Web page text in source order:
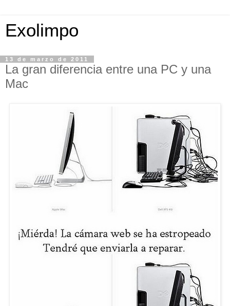
Exolimpo
13 de marzo de 2011
La gran diferencia entre una PC y una
Mac